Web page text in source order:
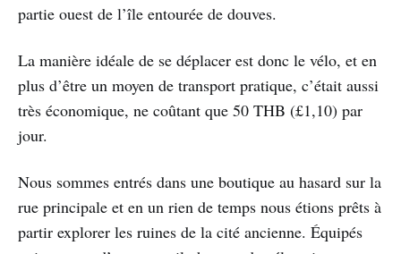
partie ouest de l’île entourée de douves.
La manière idéale de se déplacer est donc le vélo, et en
plus d’être un moyen de transport pratique, c’était aussi
très économique, ne coûtant que 50 THB (£1,10) par
jour.
Nous sommes entrés dans une boutique au hasard sur la
rue principale et en un rien de temps nous étions prêts à
partir explorer les ruines de la cité ancienne. Équipés